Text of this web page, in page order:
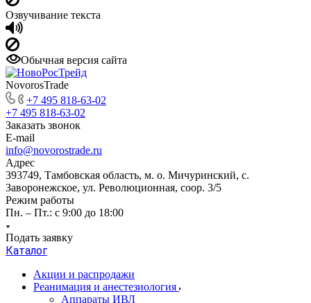
Озвучивание текста
Обычная версия сайта
NovorosTrade
+7 495 818-63-02
+7 495 818-63-02
Заказать звонок
E-mail
info@novorostrade.ru
Адрес
393749, Тамбовская область, м. о. Мичуринский, с.
Заворонежское, ул. Революционная, соор. 3/5
Режим работы
Пн. – Пт.: с 9:00 до 18:00
Подать заявку
Каталог
Акции и распродажи
Реанимация и анестезиология
Аппараты ИВЛ